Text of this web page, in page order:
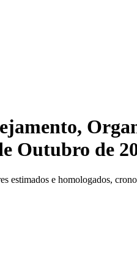
Outubro de
e homologados,